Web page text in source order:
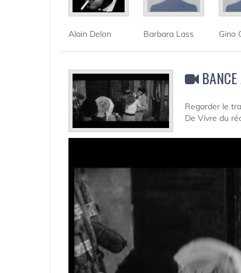
Alain Delon Barbara Lass Gino
Regarder le
De Vivre du